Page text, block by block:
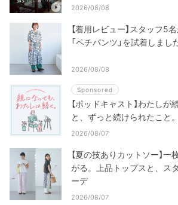
2026/08/08
【着用レビュー】スタッフ5
「ペチパンツ」を試着しまし
2026/08/08
Sponsored
【ポッドキャスト】わたしが
と、ずっと続けられたこと。
2026/08/07
【夏の技ありカットソー】
がる。上品トップスと、ス
ーデ
2026/08/07